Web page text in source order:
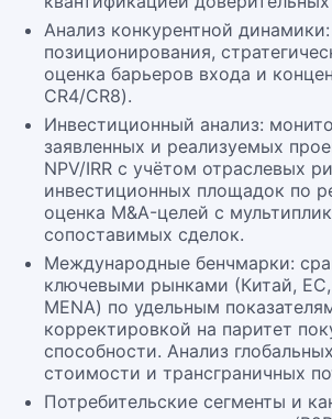
Анализ конкурентной
позиционирования,
оценка барьеров входа и
CR4/CR8).
Инвестиционный анализ:
заявленных и реализуемых
NPV/IRR с учётом отраслевых
инвестиционных площадок по
оценка M&A-целей с
сопоставимых сделок.
Международные бенчмарки:
ключевыми рынками (Китай,
MENA) по удельным
корректировкой на паритет
способности. Анализ
стоимости и трансграничных
Потребительские сегменты и